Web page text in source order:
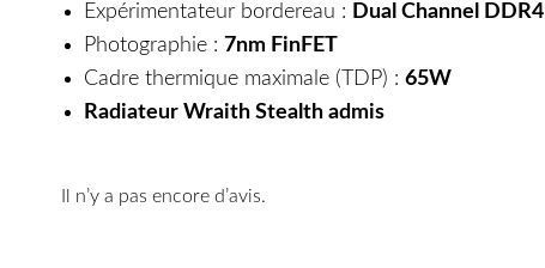
Expérimentateur bordereau : Dual Channel DDR4
Photographie : 7nm FinFET
Cadre thermique maximale (TDP) :65W
Radiateur Wraith Stealth admis
Il n’y a pas encore d’avis.